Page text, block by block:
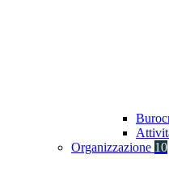
Organizzazione 10